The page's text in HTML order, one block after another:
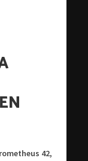
42,